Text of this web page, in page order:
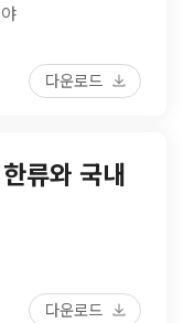
다운로드
류와 국내
다운로드